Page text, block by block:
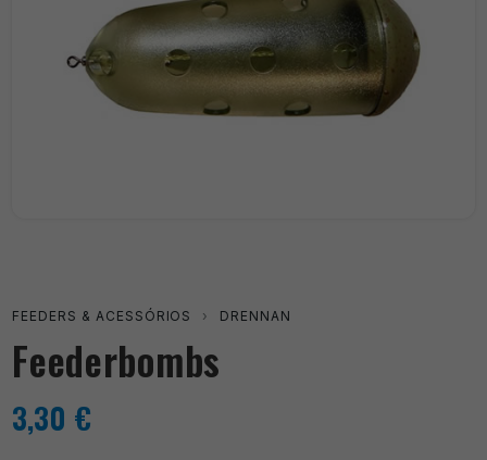
FEEDERS & ACESSÓRIOS › DRENNAN
Feederbombs
3,30 €